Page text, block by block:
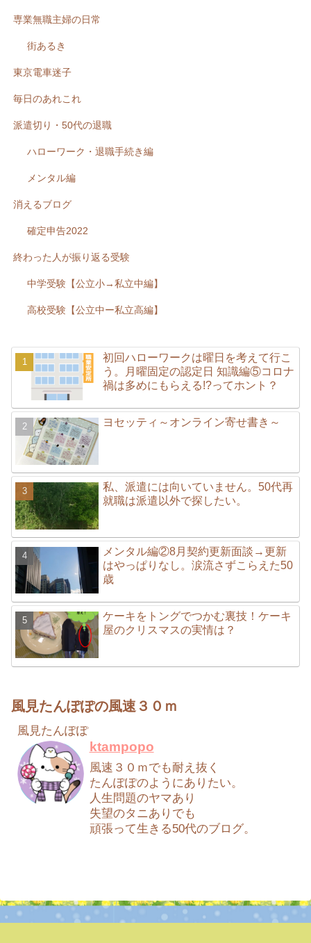
専業無職主婦の日常
街あるき
東京電車迷子
毎日のあれこれ
派遣切り・50代の退職
ハローワーク・退職手続き編
メンタル編
消えるブログ
確定申告2022
終わった人が振り返る受験
中学受験【公立小→私立中編】
高校受験【公立中ー私立高編】
初回ハローワークは曜日を考えて行こ
う。月曜固定の認定日 知識編⑤コロナ
禍は多めにもらえる!?ってホント？
ヨセッティ～オンライン寄せ書き～
私、派遣には向いていません。50代再
就職は派遣以外で探したい。
メンタル編②8月契約更新面談→更新
はやっぱりなし。涙流さずこらえた50
歳
ケーキをトングでつかむ裏技！ケーキ
屋のクリスマスの実情は？
風見たんぽぽの風速３０ｍ
風見たんぽぽ
ktampopo
風速３０ｍでも耐え抜く
たんぽぽのようにありたい。
人生問題のヤマあり
失望のタニありでも
頑張って生きる50代のブログ。